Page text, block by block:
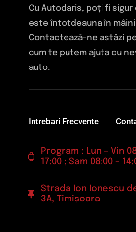
Cu Autodaris, poți fi sigur
este întotdeauna în mâini
Contactează-ne astăzi
cum te putem ajuta cu
auto.
Intrebari Frecvente
Program : Lun – Vin
17:00 ; Sam 08:00 –
Strada Ion Ionescu
3A, Timișoara